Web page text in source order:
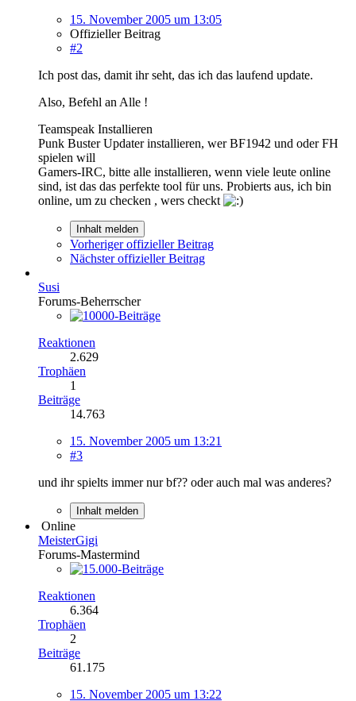
15. November 2005 um 13:05
Offizieller Beitrag
#2
Ich post das, damit ihr seht, das ich das laufend update.
Also, Befehl an Alle !
Teamspeak Installieren
Punk Buster Updater installieren, wer BF1942 und oder FH
spielen will
Gamers-IRC, bitte alle installieren, wenn viele leute online
sind, ist das das perfekte tool für uns. Probierts aus, ich bin
online, um zu checken , wers checkt
Inhalt melden
Vorheriger offizieller Beitrag
Nächster offizieller Beitrag
Susi
Forums-Beherrscher
Reaktionen
2.629
Trophäen
1
Beiträge
14.763
15. November 2005 um 13:21
#3
und ihr spielts immer nur bf?? oder auch mal was anderes?
Inhalt melden
Online
MeisterGigi
Forums-Mastermind
Reaktionen
6.364
Trophäen
2
Beiträge
61.175
15. November 2005 um 13:22